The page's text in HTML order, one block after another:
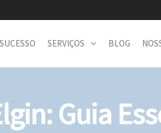
SERVIÇOS BLOG
Guia